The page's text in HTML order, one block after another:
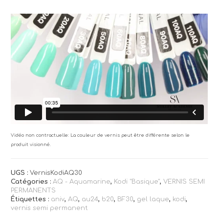
Vidéo non contractuelle: La couleur de vernis peut être différente selon le
produit visionné.
UGS :VernisKodiAQ30
Catégories :AQ - Aquamarine, Kodi "Basique",VERNIS SEMI
PERMANENTS
Étiquettes : aniv,AQ, au24, b20, BF30, gel laque, kodi,
vernis semi permanent